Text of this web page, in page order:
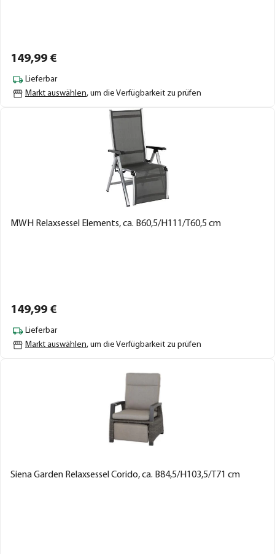
149,99 €
Lieferbar
Markt auswählen, um die Verfügbarkeit zu prüfen
MWH Relaxsessel Elements, ca. B60,5/H111/T60,5 cm
149,99 €
Lieferbar
Markt auswählen, um die Verfügbarkeit zu prüfen
Siena Garden Relaxsessel Corido, ca. B84,5/H103,5/T71 cm